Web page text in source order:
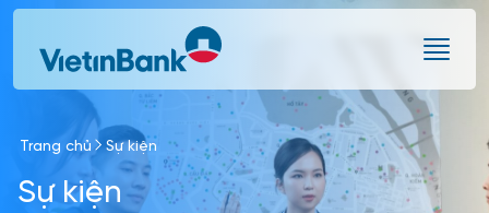
Skip to Main Content
Trang chủ Sự kiện
Sự kiện